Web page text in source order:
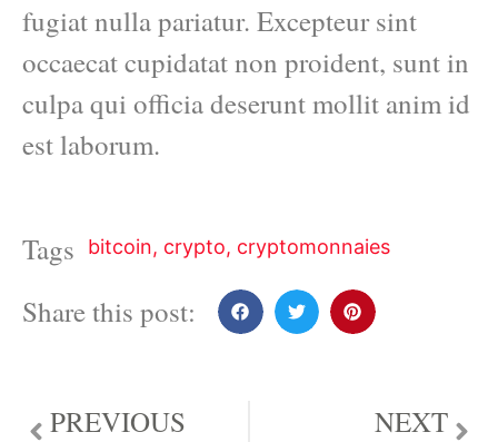
fugiat nulla pariatur. Excepteur sint
occaecat cupidatat non proident, sunt in
culpa qui officia deserunt mollit anim id
est laborum.
Tags bitcoin, crypto, cryptomonnaies
Share this post:
PREVIOUS NEXT